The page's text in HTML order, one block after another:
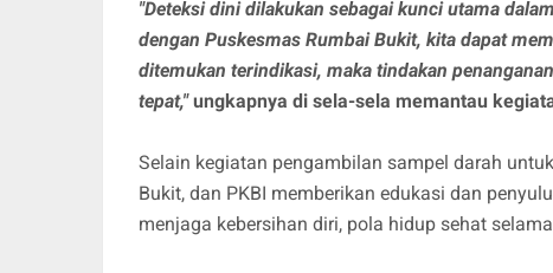
"Deteksi dini dilakukan sebagai kunci utama
dengan Puskesmas Rumbai Bukit, kita dapat
ditemukan terindikasi, maka tindakan
tepat,"ungkapnya di sela-sela memantau
Selain kegiatan pengambilan sampel darah
Bukit, dan PKBI memberikan edukasi dan
menjaga kebersihan diri, pola hidup sehat